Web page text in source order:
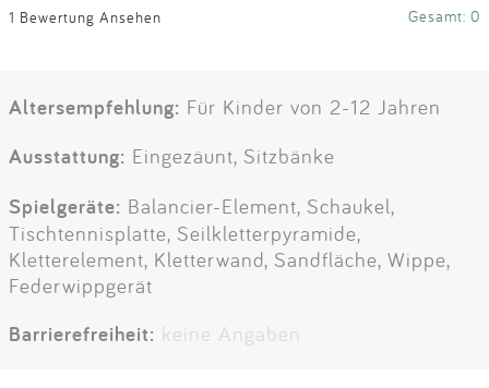
1 Bewertung Ansehen Gesamt: 0
Altersempfehlung: Für Kinder von 2-12 Jahren
Ausstattung: Eingezäunt, Sitzbänke
Spielgeräte: Balancier-Element, Schaukel,
Tischtennisplatte, Seilkletterpyramide,
Kletterelement, Kletterwand, Sandfläche, Wippe,
Federwippgerät
Barrierefreiheit: keine Angaben